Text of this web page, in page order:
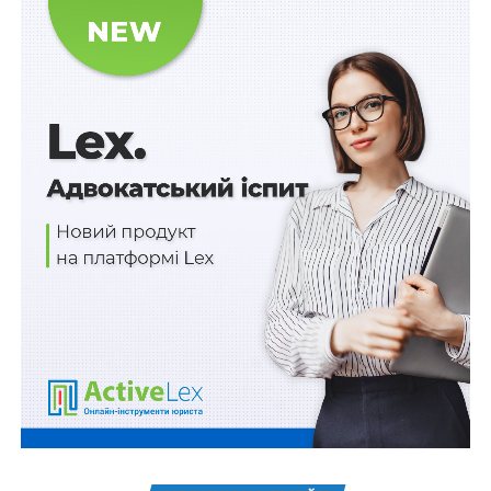
інклюзії.
Обмежена банківська ліцензія дає змогу великим
роздрібним та поштовим компаніям, які мають
компетенцію обслуговування великої кількісті
клієнтів та відділень, створити окрему юридичну
особу у формі акціонерного товариства – банк
фінансової інклюзії, щоб, використовуючи наявну
інфраструктуру, надавати фінансові послуги
населенню та дрібному бізнесу.
Щоб отримати статус БФІ, юридична особа, крім
стандартного пакета документів для отримання
банківської ліцензії, має подати до Національного
банку стратегію банку фінансової інклюзії та бізнес-
план на три роки. Ці документи обов’язково мають
містити детальний опис розвитку фінансової інклюзії,
у тому числі планову структуру клієнтської бази за